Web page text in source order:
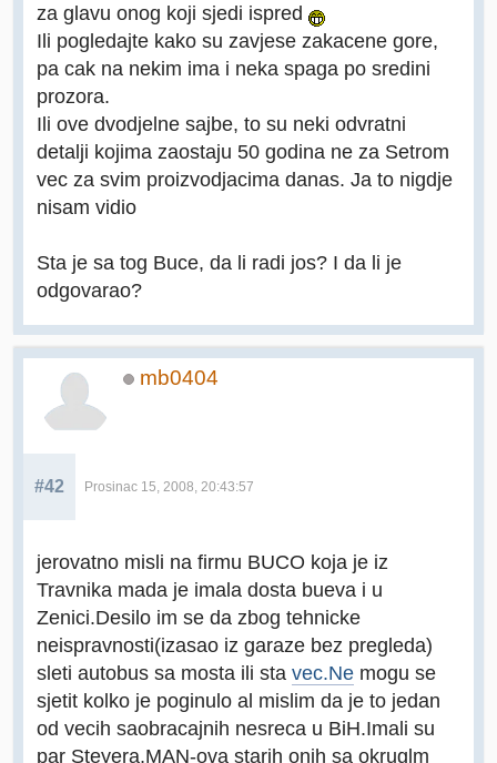
za glavu onog koji sjedi ispred
Ili pogledajte kako su zavjese zakacene gore,
pa cak na nekim ima i neka spaga po sredini
prozora.
Ili ove dvodjelne sajbe, to su neki odvratni
detalji kojima zaostaju 50 godina ne za Setrom
vec za svim proizvodjacima danas. Ja to nigdje
nisam vidio
Sta je sa tog Buce, da li radi jos? I da li je
odgovarao?
mb0404
#42 Prosinac 15, 2008, 20:43:57
jerovatno misli na firmu BUCO koja je iz
Travnika mada je imala dosta bueva i u
Zenici.Desilo im se da zbog tehnicke
neispravnosti(izasao iz garaze bez pregleda)
sleti autobus sa mosta ili sta vec.Ne mogu se
sjetit kolko je poginulo al mislim da je to jedan
od vecih saobracajnih nesreca u BiH.Imali su
par Steyera,MAN-ova starih onih sa okruglm